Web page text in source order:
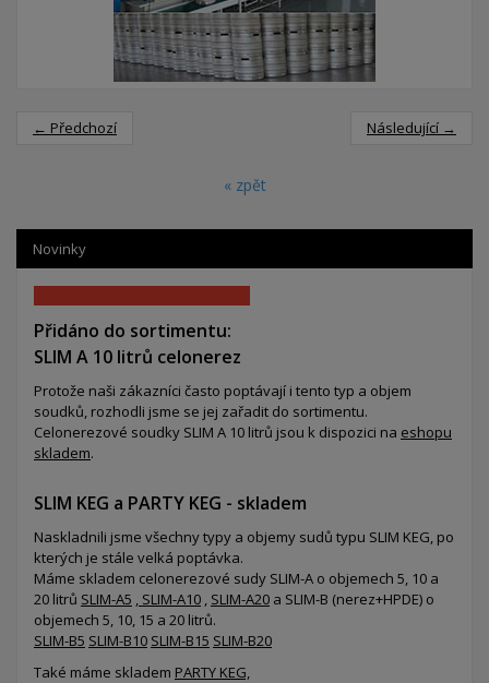
← Předchozí Následující →
« zpět
Novinky
Přidáno do sortimentu:
SLIM A 10 litrů celonerez
Protože naši zákazníci často poptávají i tento typ a objem
soudků, rozhodli jsme se jej zařadit do sortimentu.
Celonerezové soudky SLIM A 10 litrů jsou k dispozici na eshopu
skladem.
SLIM KEG a PARTY KEG - skladem
Naskladnili jsme všechny typy a objemy sudů typu SLIM KEG, po
kterých je stále velká poptávka.
Máme skladem celonerezové sudy SLIM-A o objemech 5, 10 a
20 litrů SLIM-A5 SLIM-A10 SLIM-A20 a SLIM-B (nerez+HPDE) o
objemech 5, 10, 15 a 20 litrů.
SLIM-B5 SLIM-B10 SLIM-B15 SLIM-B20
Také máme skladem PARTY KEG,